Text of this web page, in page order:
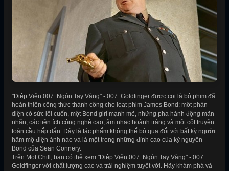
"Điệp Viên 007: Ngón Tay Vàng" - 007: Goldfinger được coi là bộ phim đã
hoàn thiện công thức thành công cho loạt phim James Bond: một phản
diện có sức lôi cuốn, một Bond girl mạnh mẽ, những pha hành động mãn
nhãn, các tiện ích công nghệ cao, âm nhạc hoành tráng và một cốt truyện
toàn cầu hấp dẫn. Đây là tác phẩm không thể bỏ qua đối với bất kỳ người
hâm mộ điện ảnh nào và là một trong những đỉnh cao của kỷ nguyên
Bond của Sean Connery.
Trên Mọt Chill, bạn có thể xem "Điệp Viên 007: Ngón Tay Vàng" - 007:
Goldfinger với chất lượng cao và trải nghiệm tuyệt vời. Hãy khám phá và